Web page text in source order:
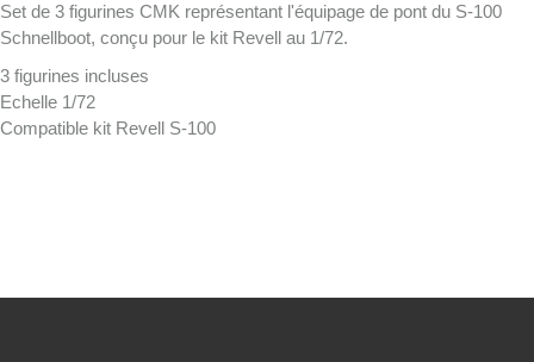
Set de 3 figurines CMK représentant l'équipage de pont du S-100
Schnellboot, conçu pour le kit Revell au 1/72.
3 figurines incluses
Echelle 1/72
Compatible kit Revell S-100